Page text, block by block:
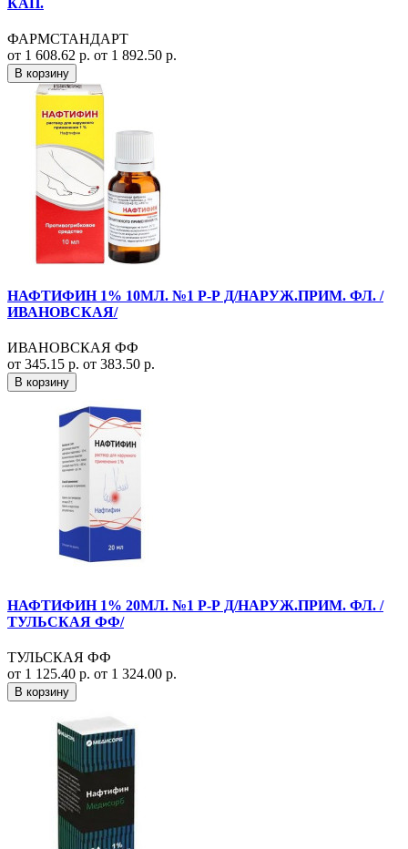
ФАРМСТАНДАРТ
от 1 608.62 р. от 1 892.50 р.
В корзину
НАФТИФИН 1% 10МЛ. №1 Р-Р Д/НАРУЖ.ПРИМ. ФЛ. /
ИВАНОВСКАЯ/
ИВАНОВСКАЯ ФФ
от 345.15 р. от 383.50 р.
В корзину
НАФТИФИН 1% 20МЛ. №1 Р-Р Д/НАРУЖ.ПРИМ. ФЛ. /
ТУЛЬСКАЯ ФФ/
ТУЛЬСКАЯ ФФ
от 1 125.40 р. от 1 324.00 р.
В корзину